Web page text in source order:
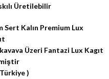
Üretilebilir
Sert Kalın Premium Lux
Üzeri Fantazi Lux Kagıt
)